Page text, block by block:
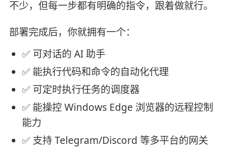
不少，但每一步都有明确的指令，跟着做就行。
部署完成后，你就拥有一个：
✅ 可对话的 AI 助手
✅ 能执行代码和命令的自动化代理
✅ 可定时执行任务的调度器
✅ 能操控 Windows Edge 浏览器的远程控制
能力
✅ 支持 Telegram/Discord 等多平台的网关